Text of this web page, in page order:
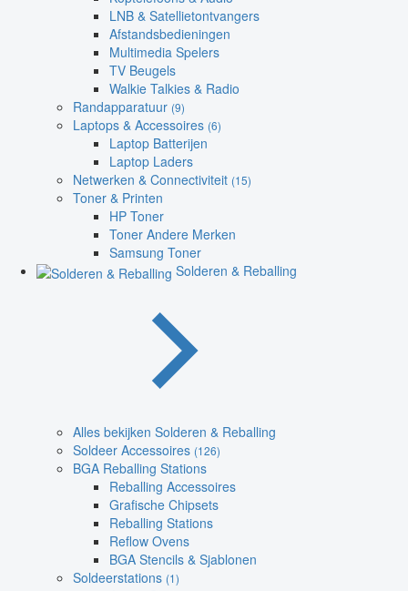
LNB & Satellietontvangers
Afstandsbedieningen
Multimedia Spelers
TV Beugels
Walkie Talkies & Radio
Randapparatuur (9)
Laptops & Accessoires (6)
Laptop Batterijen
Laptop Laders
Netwerken & Connectiviteit (15)
Toner & Printen
HP Toner
Toner Andere Merken
Samsung Toner
Solderen & Reballing
Alles bekijken Solderen & Reballing
Soldeer Accessoires (126)
BGA Reballing Stations
Reballing Accessoires
Grafische Chipsets
Reballing Stations
Reflow Ovens
BGA Stencils & Sjablonen
Soldeerstations (1)